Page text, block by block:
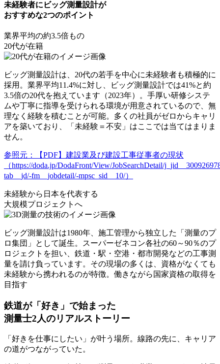
未経験者にビッグ測量設計が
おすすめな2つのポイント
業界平均の約3.5倍もの
20代が在籍
ビッグ測量設計は、20代の若手を中心に未経験者も積極的に
採用。業界平均11.4%に対し、ビッグ測量設計では41%と約
3.5倍の20代を抱えています（2023年）。 手厚い研修システ
ムや丁寧に指導を受けられる環境が用意されているので、無
理なく経験を積むことが可能。多くの社員がゼロからキャリ
アを築いており、「未経験＝不安」はここでは当てはまりま
せん。
参照元：【PDF】建設業及び建設工事従事者の現状
（https://doda.jp/DodaFront/View/JobSearchDetail/
tab__jd/-fm__jobdetail/-mpsc_sid__10/）
未経験から 日本を代表する
大規模プロジェクトへ
ビッグ測量設計は1980年、施工管理から独立した「測量のプ
ロ集団」として誕生。
スーパーゼネコン各社の60～90％のプ
ロジェクトを担い、鉄道・駅・空港・都市開発などの工事測
量を請け負っています。 その現場の多くは、資格がなくても
未経験から携われるのが特徴。働きながら国家資格の取得を
目指す
鉄道が「好き」で始まった
測量士2人のリアルストーリー
「好きを仕事にしたい」が叶う場所。線路の先に、キャリア
の道がつながっていた。